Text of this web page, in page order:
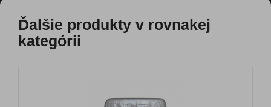
Ďalšie produkty v rovnakej
kategórii